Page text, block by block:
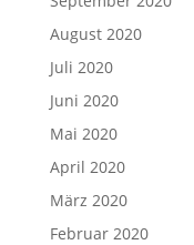
August 2020
Juli 2020
Juni 2020
Mai 2020
April 2020
März 2020
Februar 2020